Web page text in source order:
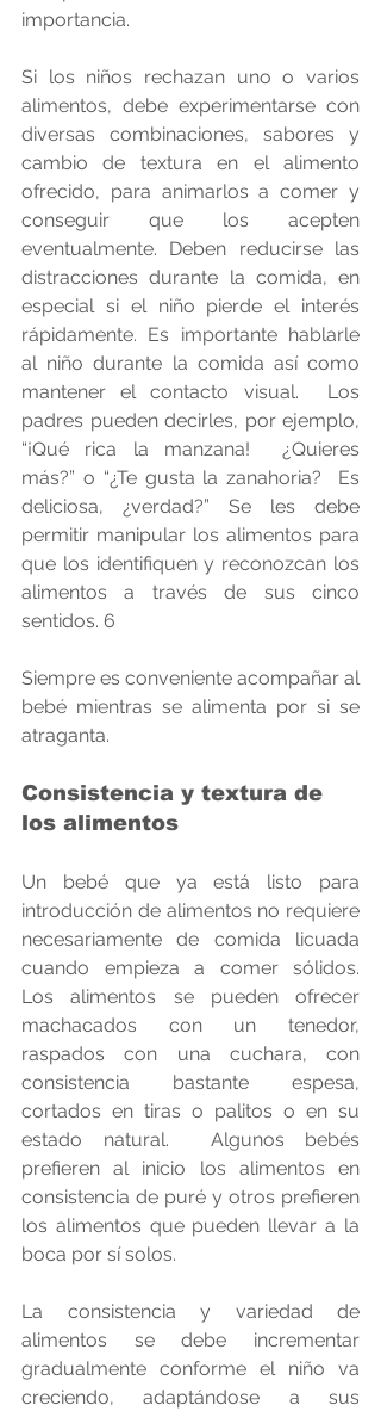
importancia.
Si los niños rechazan uno o varios
alimentos, debe experimentarse con
diversas combinaciones, sabores y
cambio de textura en el alimento
ofrecido, para animarlos a comer y
conseguir que los acepten
eventualmente. Deben reducirse las
distracciones durante la comida, en
especial si el niño pierde el interés
rápidamente. Es importante hablarle
al niño durante la comida así como
mantener el contacto visual.  Los
padres pueden decirles, por ejemplo,
“¡Qué rica la manzana!  ¿Quieres
más?” o “¿Te gusta la zanahoria?  Es
deliciosa, ¿verdad?” Se les debe
permitir manipular los alimentos para
que los identifiquen y reconozcan los
alimentos a través de sus cinco
sentidos. 6
Siempre es conveniente acompañar al
bebé mientras se alimenta por si se
atraganta.
Consistencia y textura de
los alimentos
Un bebé que ya está listo para
introducción de alimentos no requiere
necesariamente de comida licuada
cuando empieza a comer sólidos.
Los alimentos se pueden ofrecer
machacados con un tenedor,
raspados con una cuchara, con
consistencia bastante espesa,
cortados en tiras o palitos o en su
estado natural.  Algunos bebés
prefieren al inicio los alimentos en
consistencia de puré y otros prefieren
los alimentos que pueden llevar a la
boca por sí solos.
La consistencia y variedad de
alimentos se debe incrementar
gradualmente conforme el niño va
creciendo, adaptándose a sus